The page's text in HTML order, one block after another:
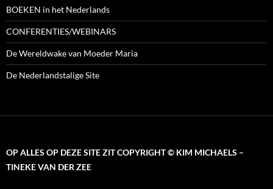
BOEKEN in het Nederlands
CONFERENTIES/WEBINARS
De Wereldwake van Moeder Maria
De Nederlandstalige Site
OP ALLES OP DEZE SITE ZIT COPYRIGHT © KIM MICHAELS –
TINEKE VAN DER ZEE